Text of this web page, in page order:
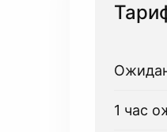
1 час